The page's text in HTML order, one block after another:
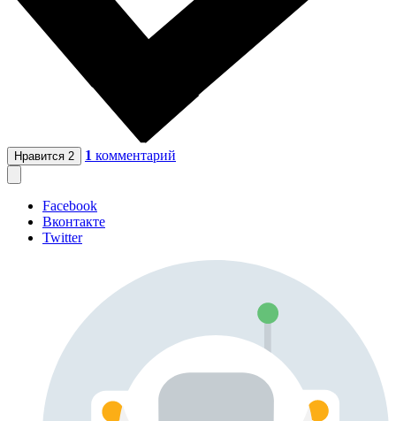
Нравится 2 1 комментарий
Facebook
Вконтакте
Twitter